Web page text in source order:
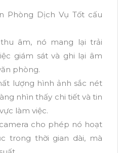
Phòng Dịch Vụ Tốt cấu
âm, nó mang lại trải
giám sát và ghi lại âm
phòng.
lượng hình ảnh sắc nét
nhìn thấy chi tiết và tin
làm việc.
cho phép nó hoạt
trong thời gian dài, mà